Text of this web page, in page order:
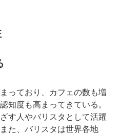
っており、カフェの数も増
知度も高まってきている。
す人やバリスタとして活躍
た、バリスタは世界各地